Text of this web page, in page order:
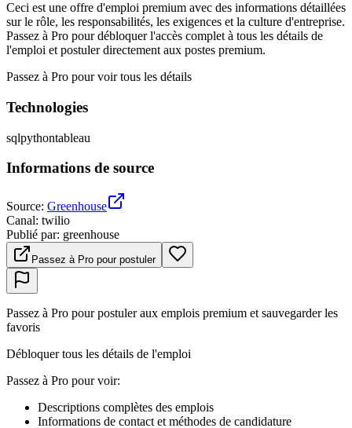
Ceci est une offre d'emploi premium avec des informations détaillées
sur le rôle, les responsabilités, les exigences et la culture d'entreprise.
Passez à Pro pour débloquer l'accès complet à tous les détails de
l'emploi et postuler directement aux postes premium.
Passez à Pro pour voir tous les détails
Technologies
sqlpythontableau
Informations de source
Source: Greenhouse
Canal: twilio
Publié par: greenhouse
Passez à Pro pour postuler
Passez à Pro pour postuler aux emplois premium et sauvegarder les
favoris
Débloquer tous les détails de l'emploi
Passez à Pro pour voir:
Descriptions complètes des emplois
Informations de contact et méthodes de candidature